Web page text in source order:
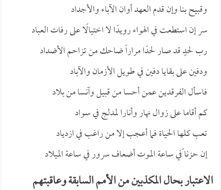
وقبيح بنا وإن قدم العهد أوان الآباء والأجداد
سر إن استطعت في الهواء رويدًا لا اختيالًا على رفات العباد
رب لحدٍ قد صار لحدًا مراراً ضاحك من تزاحم الأضداد
ودفين على بقايا دفين في طويل الأزمان والآباد
فاسأل الفرقدين عمن أحسا من قبيل وآنسا من بلاد
كم أقاما على زوال نهار وأنارا لمدلج في سواد
تعب كلها الحياة فما أعجب إلا من راغب في ازدياد
إن حزنا ًفي ساعة الموت أضعاف سرور في ساعة الميلاد
الاعتبار بحال المكذبين من الأمم السابقة وعاقبتهم